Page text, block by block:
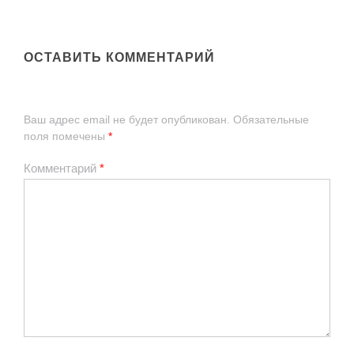
ОСТАВИТЬ КОММЕНТАРИЙ
Ваш адрес email не будет опубликован. Обязательные
поля помечены *
Комментарий *